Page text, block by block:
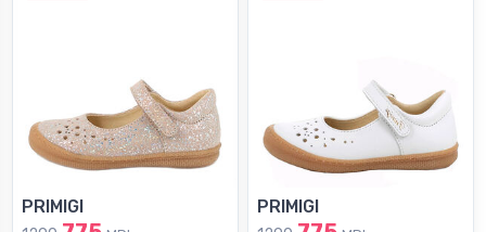
PRIMIGI PRIMIGI